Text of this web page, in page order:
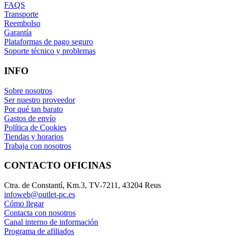
FAQS
Transporte
Reembolso
Garantía
Plataformas de pago seguro
Soporte técnico y problemas
INFO
Sobre nosotros
Ser nuestro proveedor
Por qué tan barato
Gastos de envío
Política de Cookies
Tiendas y horarios
Trabaja con nosotros
CONTACTO OFICINAS
Ctra. de Constantí, Km.3, TV-7211, 43204 Reus
infoweb@outlet-pc.es
Cómo llegar
Contacta con nosotros
Canal interno de información
Programa de afiliados